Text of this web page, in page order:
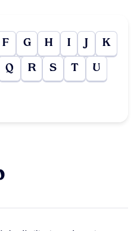
F G H I J K
Q R S T U